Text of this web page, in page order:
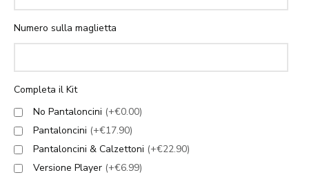
Numero sulla maglietta
Completa il Kit
No Pantaloncini (+€0.00)
Pantaloncini (+€17.90)
Pantaloncini & Calzettoni (+€22.90)
Versione Player (+€6.99)